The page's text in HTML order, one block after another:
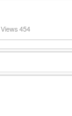
Views454